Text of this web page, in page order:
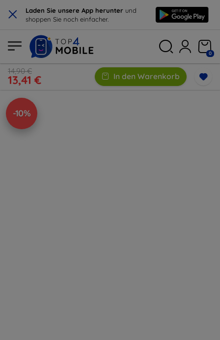
× Laden Sie unsere App herunter und
shoppen Sie noch einfacher.
0
14,90 €
13,41 € In den Warenkorb
-10%